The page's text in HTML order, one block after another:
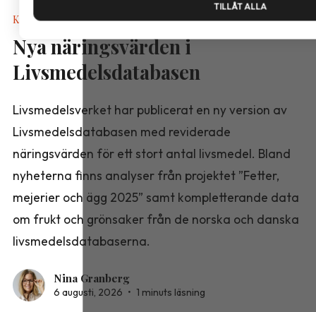
Kalkyler & Verktyg
Nya näringsvärden i
Livsmedelsdatabasen
Livsmedelsverket har publicerat en ny version av
Livsmedelsdatabasen med reviderade
näringsvärden för ett stort antal livsmedel. Bland
nyheterna finns analyser från projektet ”Fetter,
mejerier och ägg 2025” samt kompletterande data
om frukt och grönsaker från de norska och danska
livsmedelsdatabaserna.
Nina Granberg
6 augusti, 2026 • 1 minuts läsning
TILLÅT ALLA